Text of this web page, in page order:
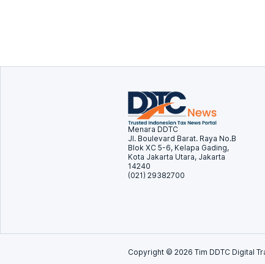
Menara DDTC
Jl. Boulevard Barat. Raya No.B
Blok XC 5-6, Kelapa Gading,
Kota Jakarta Utara, Jakarta
14240
(021) 29382700
Copyright © 2026 Tim DDTC Digital